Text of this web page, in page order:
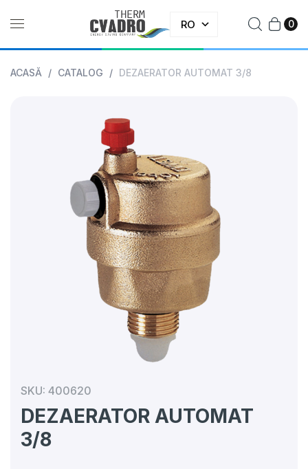
RO 0
ACASĂ / CATALOG / DEZAERATOR AUTOMAT 3/8
SKU: 400620
DEZAERATOR AUTOMAT
3/8